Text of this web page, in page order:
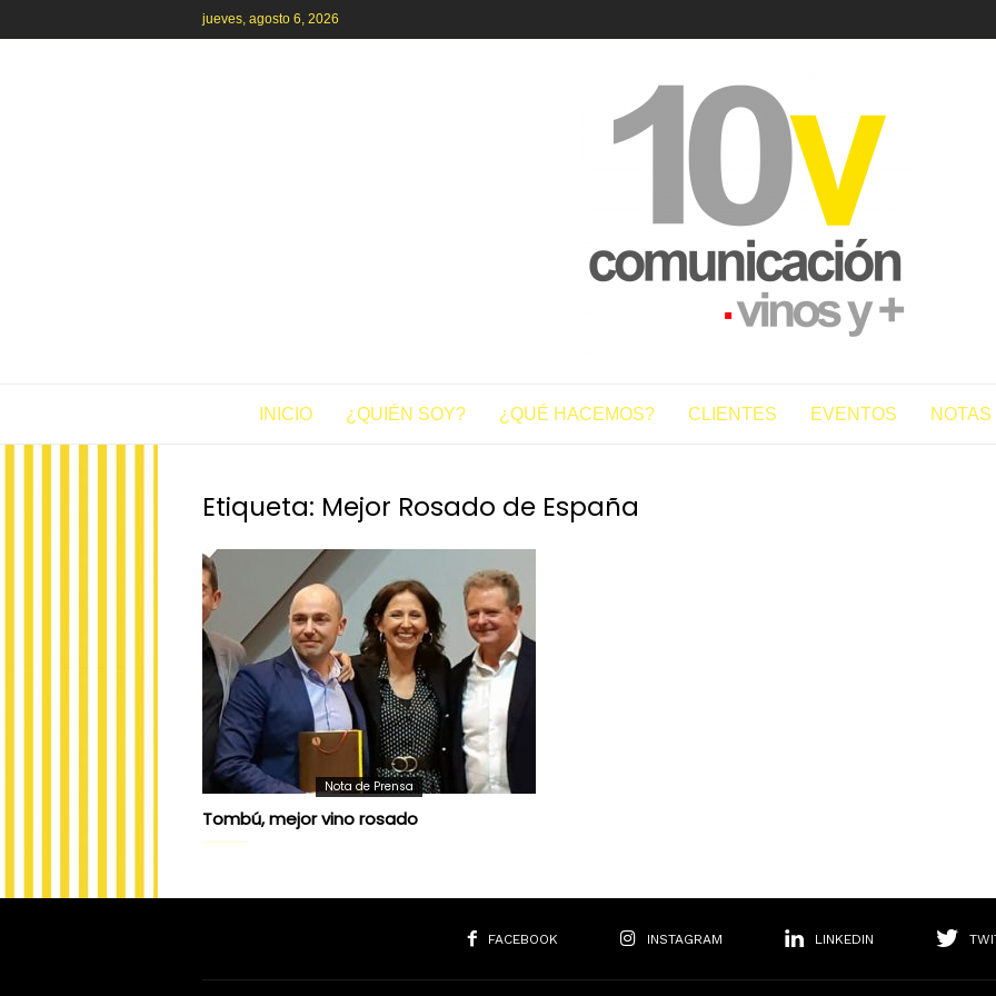
jueves, agosto 6, 2026
INICIO ¿QUIÉN SOY? ¿QUÉ HACEMOS? CLIENTES EVENTOS
Etiqueta: Mejor Rosado de España
Nota de Prensa
Tombú, mejor vino rosado
FACEBOOK INSTAGRAM LINKEDIN